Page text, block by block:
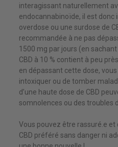
interagissant naturellement
endocannabinoïde, il est donc
overdose ou une surdose de
recommandée à ne pas
1500 mg par jours (en
CBD à 10 % contient à peu
en dépassant cette dose,
intoxiquer ou de tomber
d’une haute dose de CBD
somnolences ou des troubles
Vous pouvez être rassuré.e
CBD préféré sans danger ni